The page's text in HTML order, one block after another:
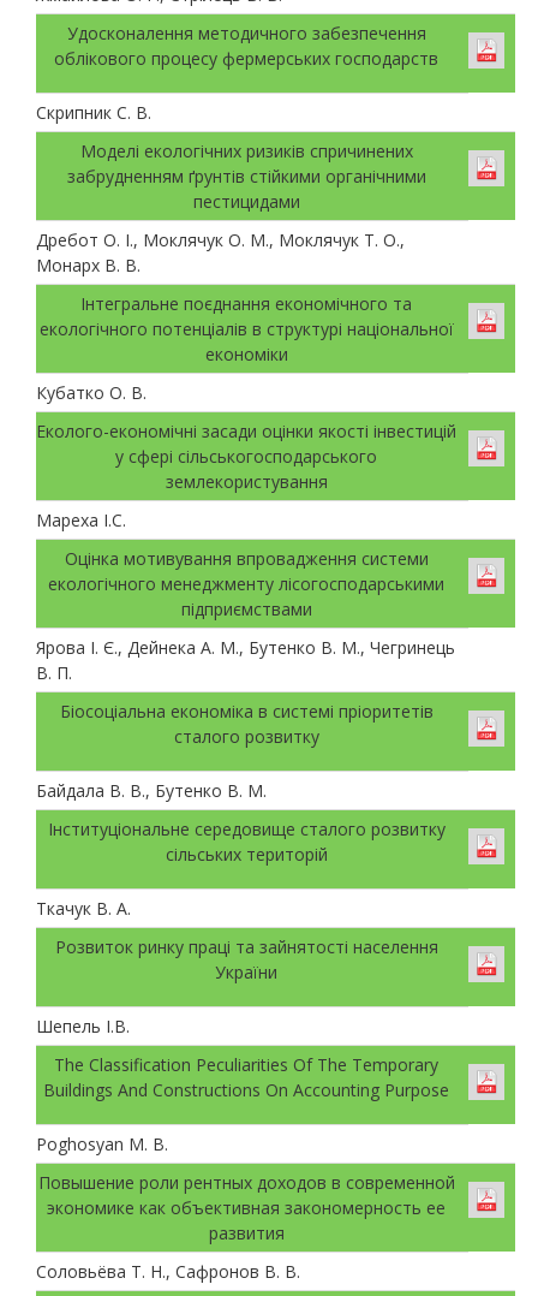
Удосконалення методичного забезпечення
облікового процесу фермерських господарств
Скрипник С. В.
Моделі екологічних ризиків спричинених
забрудненням ґрунтів стійкими органічними
пестицидами
Дребот О. І., Моклячук О. М., Моклячук Т. О.,
Монарх В. В.
Інтегральне поєднання економічного та
екологічного потенціалів в структурі національної
економіки
Кубатко О. В.
Еколого-економічні засади оцінки якості інвестицій
у сфері сільськогосподарського
землекористування
Мареха І.С.
Оцінка мотивування впровадження системи
екологічного менеджменту лісогосподарськими
підприємствами
Ярова І. Є., Дейнека А. М., Бутенко В. М., Чегринець
В. П.
Біосоціальна економіка в системі пріоритетів
сталого розвитку
Байдала В. В., Бутенко В. М.
Інституціональне середовище сталого розвитку
сільських територій
Ткачук В. А.
Розвиток ринку праці та зайнятості населення
України
Шепель І.В.
The Classification Peculiarities Of The Temporary
Buildings And Constructions On Accounting Purpose
Poghosyan M. B.
Повышение роли рентных доходов в современной
экономике как объективная закономерность ее
развития
Соловьёва Т. Н., Сафронов В. В.